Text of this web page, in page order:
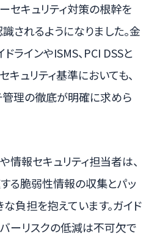
セキュリティ対策の根幹を
されるようになりました。金
ラインやISMS、PCI DSSと
キュリティ基準においても、
理の徹底が明確に求めら
情報セキュリティ担当者は、
る脆弱性情報の収集とパッ
負担を抱えています。ガイド
ーリスクの低減は不可欠で